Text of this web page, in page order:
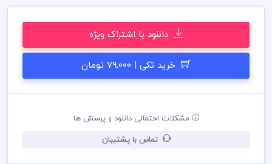
دانلود با اشتراک ویژه
خرید تکی | 79,000 تومان
مشکلات احتمالی دانلود و پرسش ها
تماس با پشتیبان
اس دی را نزد چاپحانه مجموعه چاپ و در سراسر کشور دریافت نمائید
برای دانلود کارت ویزیت و طرح لایه باز به صورت به صرفه می توانید از
بسته های اشتراک ویژه استفاده نمائید و کارت ویزیت رایگان دانلود
نمائید
قیل از چاپ و استفاده کارت ویزیت رعایت مواردی نظیر غلط املایی،
کنترل پنتت رنگی . مد رنگی و کیفیت مناسب عکس و وکتور به عهده
شده است و مسئولیت استفاده از همان لوگو به عهده خریدار می
رعایت کلیه قوانین موجود در سایت به عهده خریدار می باشد